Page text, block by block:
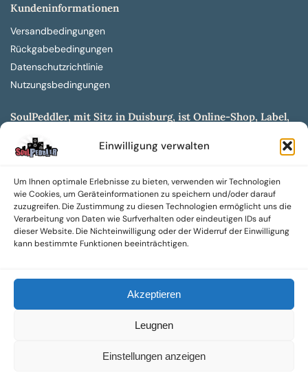
Einwilligung verwalten
Um Ihnen optimale Erlebnisse zu bieten, verwenden wir Technologien
wie Cookies, um Geräteinformationen zu speichern und/oder darauf
zuzugreifen. Die Zustimmung zu diesen Technologien ermöglicht uns die
Verarbeitung von Daten wie Surfverhalten oder eindeutigen IDs auf
dieser Website. Die Nichteinwilligung oder der Widerruf der Einwilligung
kann bestimmte Funktionen beeinträchtigen.
Akzeptieren
Leugnen
Einstellungen anzeigen
Kundeninformationen
Versandbedingungen
Rückgabebedingungen
Datenschutzrichtlinie
Nutzungsbedingungen
SoulPeddler, mit Sitz in Duisburg, ist Online-Shop, Label,
entwickelt aus dem SoulPeddler Vinyl-Presswerk und
Wir bieten eine breite Auswahl an sowohl hochgradig
sammelwürdigen als auch Mainstream-Titeln und -Formaten auf
Vinyl, CD und weiteren Medien.
Sowohl neue als auch gebrauchte, nach Zustand bewertete
Wir setzen uns leidenschaftlich für unabhängige Künstler und
Labels ein und bieten hochwertige, maßgeschneiderte Lösungen
aus über 30 Jahren Erfahrung in der Musikindustrie.
SoulPeddler Mailorder, Records & Vinyl Production – DUBOX –
Nettirock – Nice Guy Records – MOVA Museum of Vinyl Arts